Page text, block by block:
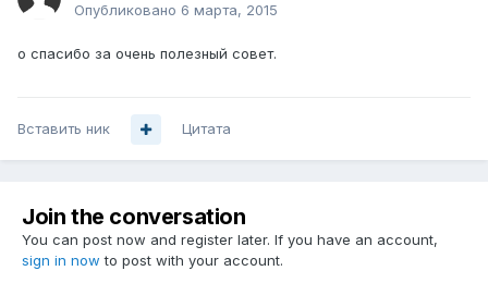
Опубликовано 6 марта, 2015
о спасибо за очень полезный совет.
Вставить ник Цитата
Join the conversation
You can post now and register later. If you have an account,
sign in now to post with your account.